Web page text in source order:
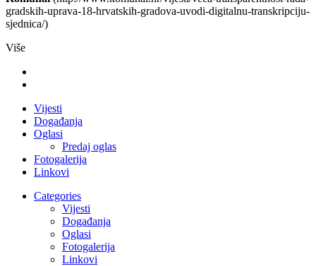
gradskih-uprava-18-hrvatskih-gradova-uvodi-digitalnu-transkripciju-
sjednica/)
Više
Vijesti
Događanja
Oglasi
Predaj oglas
Fotogalerija
Linkovi
Categories
Vijesti
Događanja
Oglasi
Fotogalerija
Linkovi